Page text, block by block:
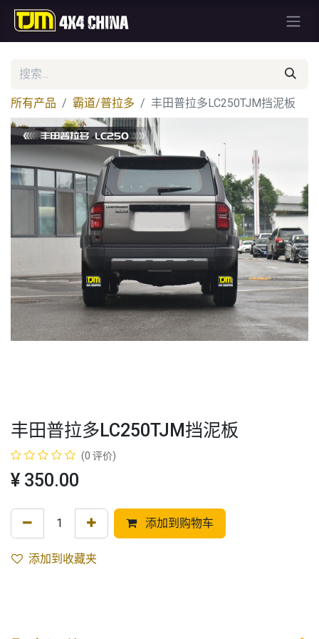
所有产品 霸道/普拉多 丰田普拉多LC250TJM挡泥板
丰田普拉多LC250TJM挡泥板
(0 评价)
¥ 350.00
添加到购物车
添加到收藏夹